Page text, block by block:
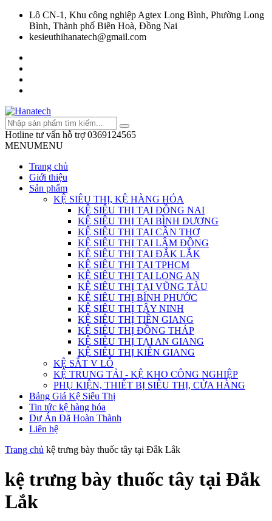
Lô CN-1, Khu công nghiệp Agtex Long Bình, Phường Long
Bình, Thành phố Biên Hoà, Đồng Nai
kesieuthihanatech@gmail.com
Hotline tư vấn hỗ trợ 0369124565
MENUMENU
Trang chủ
Giới thiệu
Sản phẩm
KỆ SIÊU THỊ, KỆ HÀNG HÓA
KỆ SIÊU THỊ TẠI ĐỒNG NAI
KỆ SIÊU THỊ TẠI BÌNH DƯƠNG
KỆ SIÊU THỊ TẠI CẦN THƠ
KỆ SIÊU THỊ TẠI LÂM ĐỒNG
KỆ SIÊU THỊ TẠI ĐẮK LẮK
KỆ SIÊU THỊ TẠI TPHCM
KỆ SIÊU THỊ TẠI LONG AN
KỆ SIÊU THỊ TẠI VŨNG TÀU
KỆ SIÊU THỊ BÌNH PHƯỚC
KỆ SIÊU THỊ TÂY NINH
KỆ SIÊU THỊ TIỀN GIANG
KỆ SIÊU THỊ ĐỒNG THÁP
KỆ SIÊU THỊ TẠI AN GIANG
KỆ SIÊU THỊ KIÊN GIANG
KỆ SẮT V LỖ
KỆ TRUNG TẢI - KỆ KHO CÔNG NGHIỆP
PHỤ KIỆN, THIẾT BỊ SIÊU THỊ, CỬA HÀNG
Bảng Giá Kệ Siêu Thị
Tin tức kệ hàng hóa
Dự Án Đã Hoàn Thành
Liên hệ
Trang chủ kệ trưng bày thuốc tây tại Đắk Lắk
kệ trưng bày thuốc tây tại Đắk
Lắk